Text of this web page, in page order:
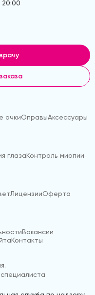
очкиОправыАксессуары
глазаКонтроль миопии
ЛицензииОферта
Вакансии
Контакты